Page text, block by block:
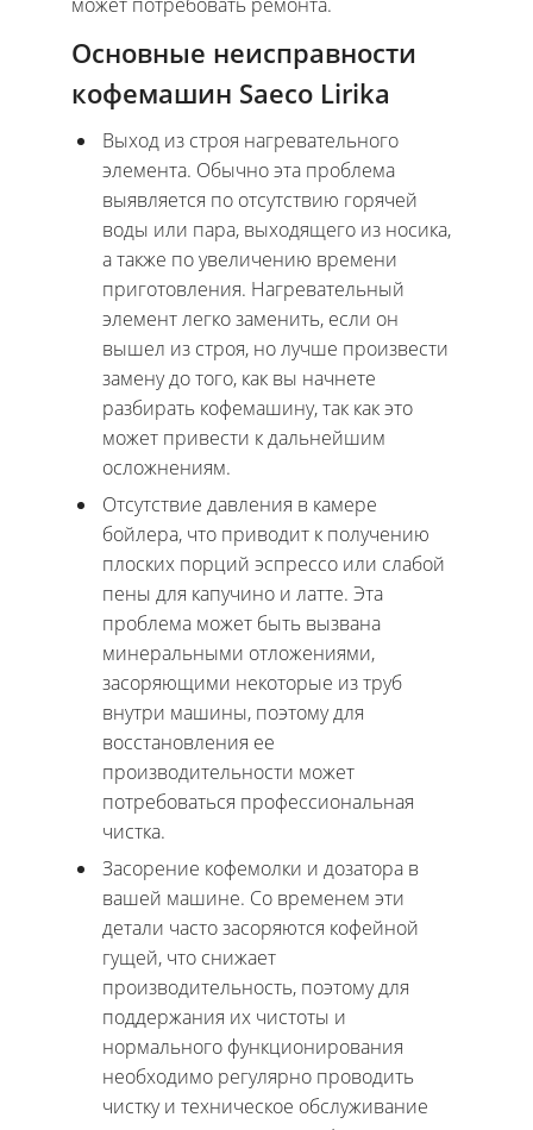
Основные неисправности
кофемашин Saeco Lirika
Выход из строя нагревательного
элемента. Обычно эта проблема
выявляется по отсутствию горячей
воды или пара, выходящего из носика,
а также по увеличению времени
приготовления. Нагревательный
элемент легко заменить, если он
вышел из строя, но лучше произвести
замену до того, как вы начнете
разбирать кофемашину, так как это
может привести к дальнейшим
осложнениям.
Отсутствие давления в камере
бойлера, что приводит к получению
плоских порций эспрессо или слабой
пены для капучино и латте. Эта
проблема может быть вызвана
минеральными отложениями,
засоряющими некоторые из труб
внутри машины, поэтому для
восстановления ее
производительности может
потребоваться профессиональная
чистка.
Засорение кофемолки и дозатора в
вашей машине. Со временем эти
детали часто засоряются кофейной
гущей, что снижает
производительность, поэтому для
поддержания их чистоты и
нормального функционирования
необходимо регулярно проводить
чистку и техническое обслуживание